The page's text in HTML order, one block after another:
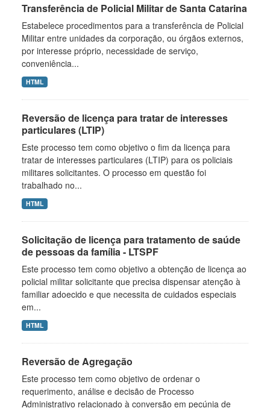
Transferência de Policial Militar de Santa Catarina
Estabelece procedimentos para a transferência de Policial
Militar entre unidades da corporação, ou órgãos externos,
por interesse próprio, necessidade de serviço,
conveniência...
HTML
Reversão de licença para tratar de interesses
particulares (LTIP)
Este processo tem como objetivo o fim da licença para
tratar de interesses particulares (LTIP) para os policiais
militares solicitantes. O processo em questão foi
trabalhado no...
HTML
Solicitação de licença para tratamento de saúde
de pessoas da família - LTSPF
Este processo tem como objetivo a obtenção de licença ao
policial militar solicitante que precisa dispensar atenção à
familiar adoecido e que necessita de cuidados especiais
em...
HTML
Reversão de Agregação
Este processo tem como objetivo de ordenar o
requerimento, análise e decisão de Processo
Administrativo relacionado à conversão em pecúnia de